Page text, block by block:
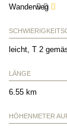
Wanderweg
leicht, T 2
LÄNGE
6.55 km
HÖHENMETER